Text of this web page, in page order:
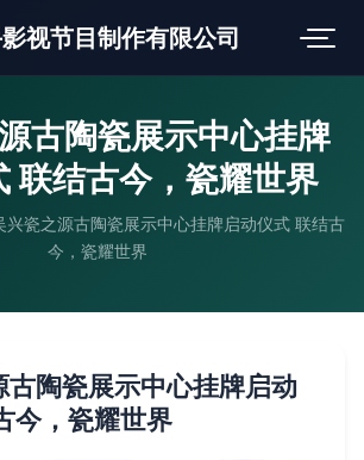
视节目制作有限公司
古陶瓷展示中心挂牌
联结古今，瓷耀世界
兴瓷之源古陶瓷展示中心挂牌启动仪式 联结古
今，瓷耀世界
古陶瓷展示中心挂牌启动
今，瓷耀世界